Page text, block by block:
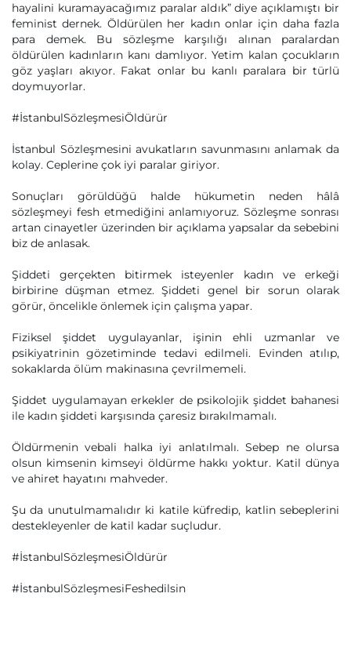
hayalini kuramayacağımız paralar aldık” diye açıklamıştı bir
feminist dernek. Öldürülen her kadın onlar için daha fazla
para demek. Bu sözleşme karşılığı alınan paralardan
öldürülen kadınların kanı damlıyor. Yetim kalan çocukların
göz yaşları akıyor. Fakat onlar bu kanlı paralara bir türlü
doymuyorlar.
#İstanbulSözleşmesiÖldürür
İstanbul Sözleşmesini avukatların savunmasını anlamak da
kolay. Ceplerine çok iyi paralar giriyor.
Sonuçları görüldüğü halde hükumetin neden hâlâ
sözleşmeyi fesh etmediğini anlamıyoruz. Sözleşme sonrası
artan cinayetler üzerinden bir açıklama yapsalar da sebebini
biz de anlasak.
Şiddeti gerçekten bitirmek isteyenler kadın ve erkeği
birbirine düşman etmez. Şiddeti genel bir sorun olarak
görür, öncelikle önlemek için çalışma yapar.
Fiziksel şiddet uygulayanlar, işinin ehli uzmanlar ve
psikiyatrinin gözetiminde tedavi edilmeli. Evinden atılıp,
sokaklarda ölüm makinasına çevrilmemeli.
Şiddet uygulamayan erkekler de psikolojik şiddet bahanesi
ile kadın şiddeti karşısında çaresiz bırakılmamalı.
Öldürmenin vebali halka iyi anlatılmalı. Sebep ne olursa
olsun kimsenin kimseyi öldürme hakkı yoktur. Katil dünya
ve ahiret hayatını mahveder.
Şu da unutulmamalıdır ki katile küfredip, katlin sebeplerini
destekleyenler de katil kadar suçludur.
#İstanbulSözleşmesiÖldürür
#İstanbulSözleşmesiFeshedilsin